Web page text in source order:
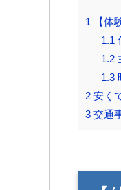
1 【体
1.1
1.2
1.3
2 安く
3 交通